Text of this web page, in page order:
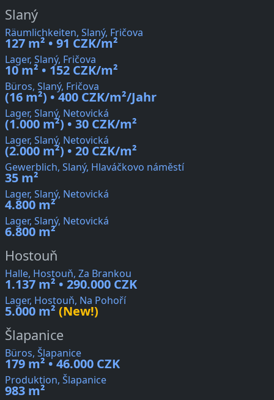
Slaný
Räumlichkeiten, Slaný, Fričova
127 m² • 91 CZK/m²
Lager, Slaný, Fričova
10 m² • 152 CZK/m²
Büros, Slaný, Fričova
(16 m²) • 400 CZK/m²/Jahr
Lager, Slaný, Netovická
(1.000 m²) • 30 CZK/m²
Lager, Slaný, Netovická
(2.000 m²) • 20 CZK/m²
Gewerblich, Slaný, Hlaváčkovo náměstí
35 m²
Lager, Slaný, Netovická
4.800 m²
Lager, Slaný, Netovická
6.800 m²
Hostouň
Halle, Hostouň, Za Brankou
1.137 m² • 290.000 CZK
Lager, Hostouň, Na Pohoří
5.000 m² (New!)
Šlapanice
Büros, Šlapanice
179 m² • 46.000 CZK
Produktion, Šlapanice
983 m²